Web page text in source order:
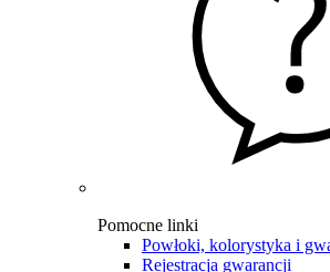
Pomocne linki
Powłoki, kolorystyka i
Rejestracja gwarancji